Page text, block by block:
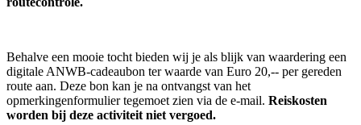
Behalve een mooie tocht bieden wij je als blijk van waardering een
digitale ANWB-cadeaubon ter waarde van Euro 20,-- per gereden
route aan. Deze bon kan je na ontvangst van het
opmerkingenformulier tegemoet zien via de e-mail. Reiskosten
worden bij deze activiteit niet vergoed.